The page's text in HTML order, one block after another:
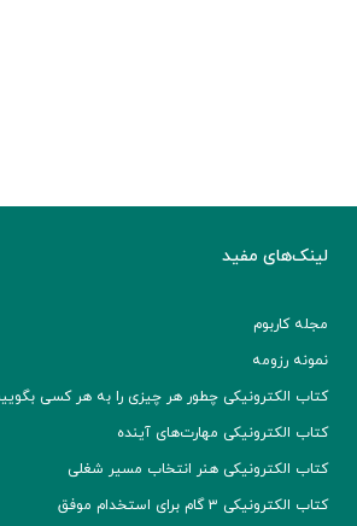
لینک‌های مفید
مجله کاربوم
نمونه رزومه
کتاب الکترونیکی چطور هر چیزی را به هر کسی
کتاب الکترونیکی مهارت‌های آینده
کتاب الکترونیکی هنر انتخاب مسیر شغلی
کتاب الکترونیکی ۳ گام برای استخدام موفق